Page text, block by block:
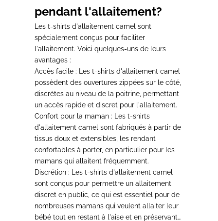
pendant l'allaitement?
Les t-shirts d'allaitement camel sont
spécialement conçus pour faciliter
l'allaitement. Voici quelques-uns de leurs
avantages :
Accès facile : Les t-shirts d'allaitement camel
possèdent des ouvertures zippées sur le côté,
discrètes au niveau de la poitrine, permettant
un accès rapide et discret pour l'allaitement.
Confort pour la maman : Les t-shirts
d'allaitement camel sont fabriqués à partir de
tissus doux et extensibles, les rendant
confortables à porter, en particulier pour les
mamans qui allaitent fréquemment.
Discrétion : Les t-shirts d'allaitement camel
sont conçus pour permettre un allaitement
discret en public, ce qui est essentiel pour de
nombreuses mamans qui veulent allaiter leur
bébé tout en restant à l'aise et en préservant